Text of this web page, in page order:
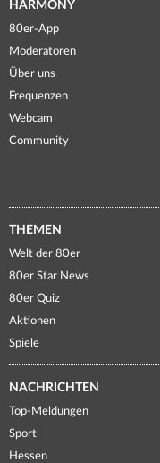
HARMONY
80er-App
Moderatoren
Über uns
Frequenzen
Webcam
Community
THEMEN
Welt der 80er
80er Star News
80er Quiz
Aktionen
Spiele
NACHRICHTEN
Top-Meldungen
Sport
Hessen